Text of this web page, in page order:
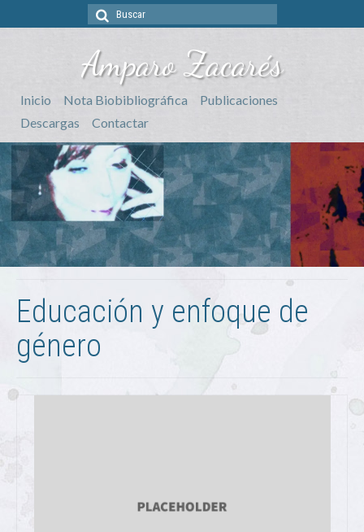
Buscar
Amparo Zacarés
Inicio Nota Biobibliográfica
Publicaciones
Descargas
Contactar
Educación y enfoque de
género